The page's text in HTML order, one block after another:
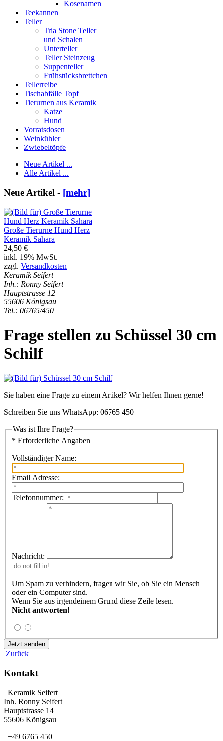
Kosenamen
Teekannen
Teller
Tria Stone Teller
und Schalen
Unterteller
Teller Steinzeug
Suppenteller
Frühstücksbrettchen
Tellerreibe
Tischabfälle Topf
Tierurnen aus Keramik
Katze
Hund
Vorratsdosen
Weinkühler
Zwiebeltöpfe
Neue Artikel ...
Alle Artikel ...
Neue Artikel - [mehr]
Große Tierurne Hund Herz
Keramik Sahara
24,50 €
inkl. 19% MwSt.
zzgl. Versandkosten
Keramik Seifert
Inh.: Ronny Seifert
Hauptstrasse 12
55606 Königsau
Tel.: 06765/450
Frage stellen zu Schüssel 30 cm
Schilf
Sie haben eine Frage zu einem Artikel? Wir helfen Ihnen gerne!
Schreiben Sie uns WhatsApp: 06765 450
Was ist Ihre Frage?
* Erforderliche Angaben
Vollständiger Name:
Email Adresse:
Telefonnummer:
Nachricht:
Um Spam zu verhindern, fragen wir Sie, ob Sie ein Mensch
oder ein Computer sind.
Wenn Sie aus irgendeinem Grund diese Zeile lesen.
Nicht antworten!
Zurück
Kontakt
Keramik Seifert
Inh. Ronny Seifert
Hauptstrasse 14
55606 Königsau
+49 6765 450